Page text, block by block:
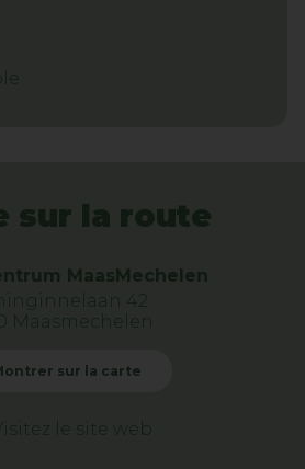
sur la route
MaasMechelen
42
Maasmechelen
sur la carte
le site web